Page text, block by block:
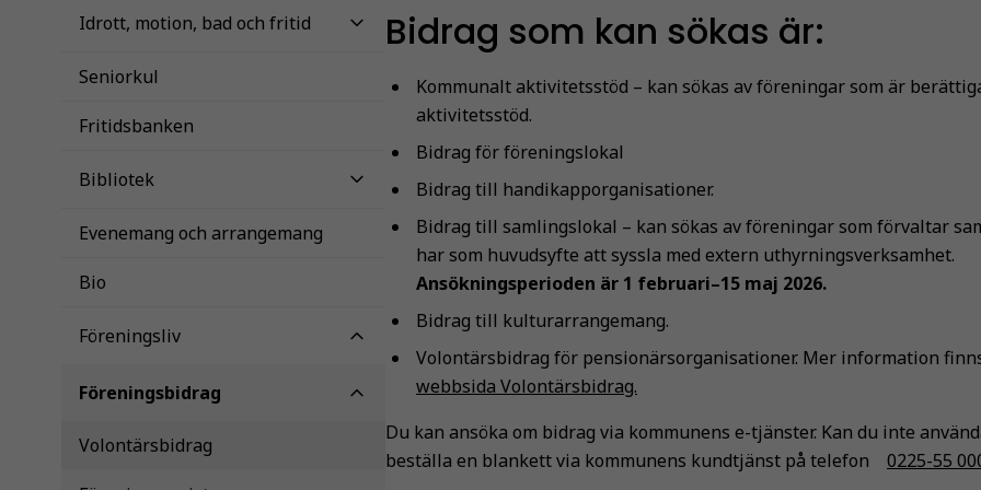
Idrott, motion, bad och fritid
Seniorkul
Fritidsbanken
Bibliotek
Evenemang och arrangemang
Bio
Föreningsliv
Föreningsbidrag
Volontärsbidrag
Bidrag som kan sökas är:
Kommunalt aktivitetsstöd – kan sökas av föreningar som är
aktivitetsstöd.
Bidrag för föreningslokal
Bidrag till handikapporganisationer.
Bidrag till samlingslokal – kan sökas av föreningar som förvaltar
har som huvudsyfte att syssla med extern uthyrningsverksamhet.
Ansökningsperioden är 1 februari–15 maj 2026.
Bidrag till kulturarrangemang.
Volontärsbidrag för pensionärsorganisationer. Mer information
webbsida Volontärsbidrag.
Du kan ansöka om bidrag via kommunens e-tjänster. Kan du inte
beställa en blankett via kommunens kundtjänst på telefon
0225-55